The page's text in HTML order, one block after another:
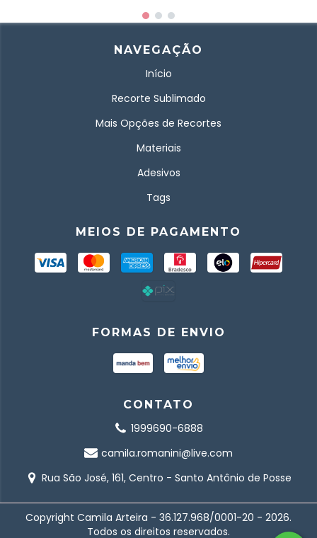
NAVEGAÇÃO
Início
Recorte Sublimado
Mais Opções de Recortes
Materiais
Adesivos
Tags
MEIOS DE PAGAMENTO
FORMAS DE ENVIO
CONTATO
1999690-6888
camila.romanini@live.com
Rua São José, 161, Centro - Santo Antônio de Posse
Copyright Camila Arteira - 36.127.968/0001-20 - 2026.
Todos os direitos reservados.